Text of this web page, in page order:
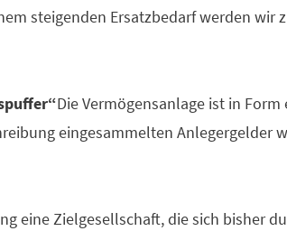
steigenden Ersatzbedarf werden
Die Vermögensanlage ist in
eingesammelten
eine Zielgesellschaft, die sich bisher